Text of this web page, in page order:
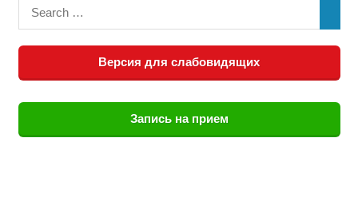
Версия для слабовидящих
Запись на прием